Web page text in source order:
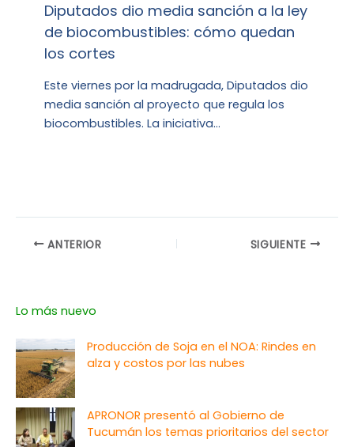
Diputados dio media sanción a la ley
de biocombustibles: cómo quedan
los cortes
Este viernes por la madrugada, Diputados dio
media sanción al proyecto que regula los
biocombustibles. La iniciativa…
ANTERIOR SIGUIENTE
Lo más nuevo
Producción de Soja en el NOA: Rindes en
alza y costos por las nubes
APRONOR presentó al Gobierno de
Tucumán los temas prioritarios del sector